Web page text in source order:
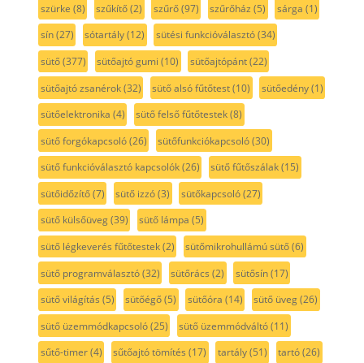
szürke (8) szűkítő(2) szűrő(97) szűrőház (5) sárga (1)
sín(27) sótartály(12) sütési funkcióválasztó(34)
sütő(377) sütőajtó gumi (10) sütőajtópánt(22)
sütőajtó zsanérok(32) sütő alsó fűtőtest(10) sütőedény(1)
sütőelektronika (4) sütő felső fűtőtestek(8)
sütő forgókapcsoló(26) sütőfunkciókapcsoló(30)
sütő funkcióválasztó kapcsolók(26) sütő fűtőszálak(15)
sütőidőzítő(7) sütő izzó(3) sütőkapcsoló(27)
sütő külsőüveg(39) sütő lámpa (5)
sütő légkeverés fűtőtestek(2) sütőmikrohullámú sütő(6)
sütő programválasztó(32) sütőrács (2) sütősín(17)
sütő világítás (5) sütőégő(5) sütőóra (14) sütő üveg(26)
sütő üzemmódkapcsoló(25) sütő üzemmódváltó(11)
sűtő-timer(4) sűtőajtó tömítés (17) tartály(51) tartó(26)